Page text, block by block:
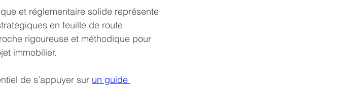
et réglementaire solide représente
en feuille de route
rigoureuse et méthodique pour
immobilier.
de s’appuyer sur un guide